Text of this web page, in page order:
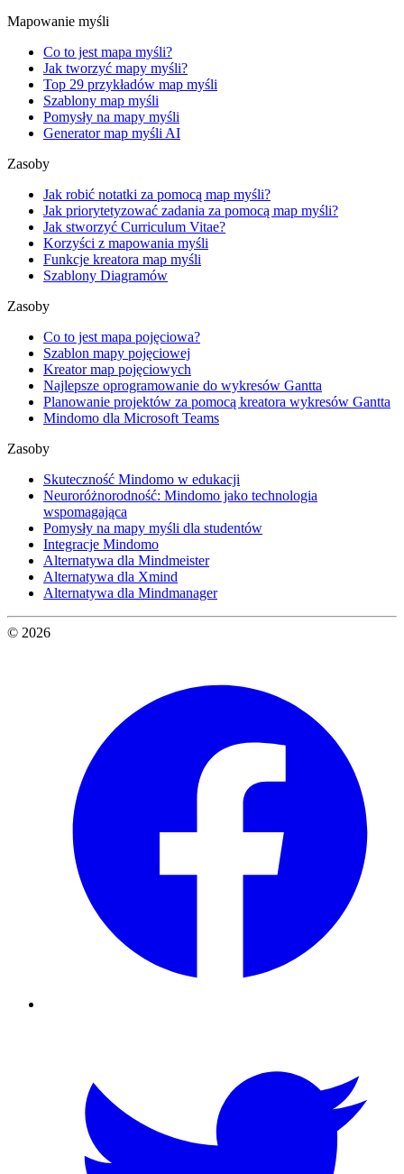
Mapowanie myśli
Co to jest mapa myśli?
Jak tworzyć mapy myśli?
Top 29 przykładów map myśli
Szablony map myśli
Pomysły na mapy myśli
Generator map myśli AI
Zasoby
Jak robić notatki za pomocą map myśli?
Jak priorytetyzować zadania za pomocą map myśli?
Jak stworzyć Curriculum Vitae?
Korzyści z mapowania myśli
Funkcje kreatora map myśli
Szablony Diagramów
Zasoby
Co to jest mapa pojęciowa?
Szablon mapy pojęciowej
Kreator map pojęciowych
Najlepsze oprogramowanie do wykresów Gantta
Planowanie projektów za pomocą kreatora wykresów Gantta
Mindomo dla Microsoft Teams
Zasoby
Skuteczność Mindomo w edukacji
Neuroróżnorodność: Mindomo jako technologia
wspomagająca
Pomysły na mapy myśli dla studentów
Integracje Mindomo
Alternatywa dla Mindmeister
Alternatywa dla Xmind
Alternatywa dla Mindmanager
© 2026